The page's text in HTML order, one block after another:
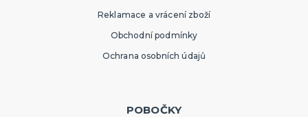
Reklamace a vrácení zboží
Obchodní podmínky
Ochrana osobních údajů
POBOČKY